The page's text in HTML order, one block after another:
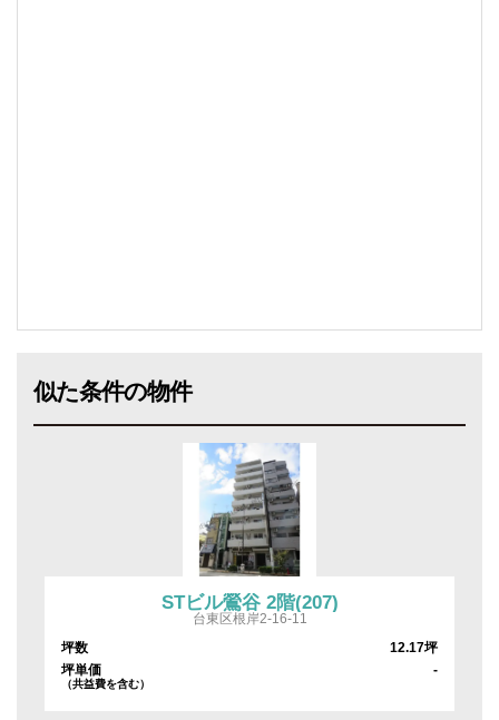
似た条件の物件
STビル鶯谷 2階(207)
台東区根岸2-16-11
坪数
12.17坪
坪単価
（共益費を含む）
-